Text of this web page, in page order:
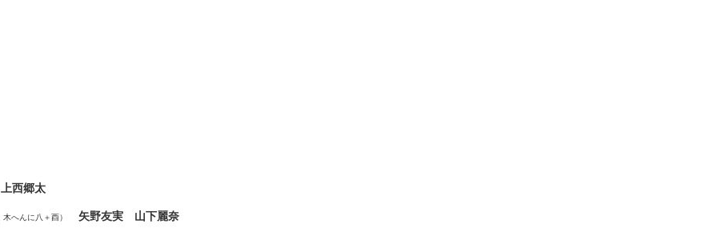
西郷太
へんに八＋酉） 矢野友実 山下麗奈